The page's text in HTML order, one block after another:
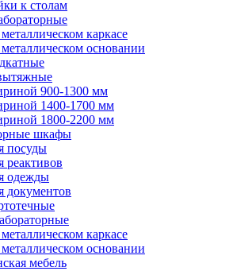
к столам
каркасе
основании
900-1300 мм
1400-1700 мм
1800-2200 мм
шкафы
посуды
реактивов
одежды
документов
каркасе
основании
мебель